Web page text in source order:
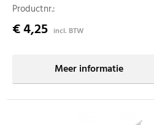
Productnr.:
€ 4,25 incl. BTW
Meer informatie